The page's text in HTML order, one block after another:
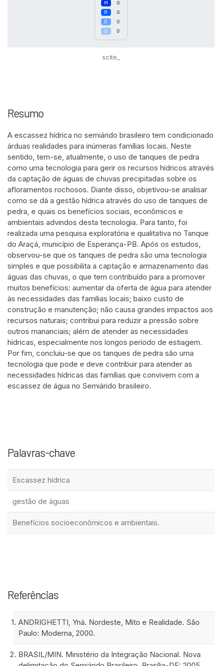
0
0
0
0
scite_
Resumo
A escassez hídrica no semiárido brasileiro tem condicionado
árduas realidades para inúmeras famílias locais. Neste
sentido, tem-se, atualmente, o uso de tanques de pedra
como uma tecnologia para gerir os recursos hídricos através
da captação de águas de chuvas precipitadas sobre os
afloramentos rochosos. Diante disso, objetivou-se analisar
como se dá a gestão hídrica através do uso de tanques de
pedra, e quais os benefícios sociais, econômicos e
ambientais advindos desta tecnologia. Para tanto, foi
realizada uma pesquisa exploratória e qualitativa no Tanque
do Araçá, município de Esperança-PB. Após os estudos,
observou-se que os tanques de pedra são uma tecnologia
simples e que possibilita a captação e armazenamento das
águas das chuvas, o que tem contribuído para a promover
muitos benefícios: aumentar da oferta de água para atender
às necessidades das famílias locais; baixo custo de
construção e manutenção; não causa grandes impactos aos
recursos naturais; contribui para reduzir a pressão sobre
outros mananciais; além de atender as necessidades
hídricas, especialmente nos longos período de estiagem.
Por fim, concluiu-se que os tanques de pedra são uma
tecnologia que pode e deve contribuir para atender as
necessidades hídricas das famílias que convivem com a
escassez de água no Semiárido brasileiro.
Palavras-chave
Escassez hídrica
gestão de águas
Benefícios socioeconômicos e ambientais.
Referências
ANDRIGHETTI, Yná. Nordeste, Mito e Realidade. São
Paulo: Moderna, 2000.
BRASIL/MIN. Ministério da Integração Nacional. Nova